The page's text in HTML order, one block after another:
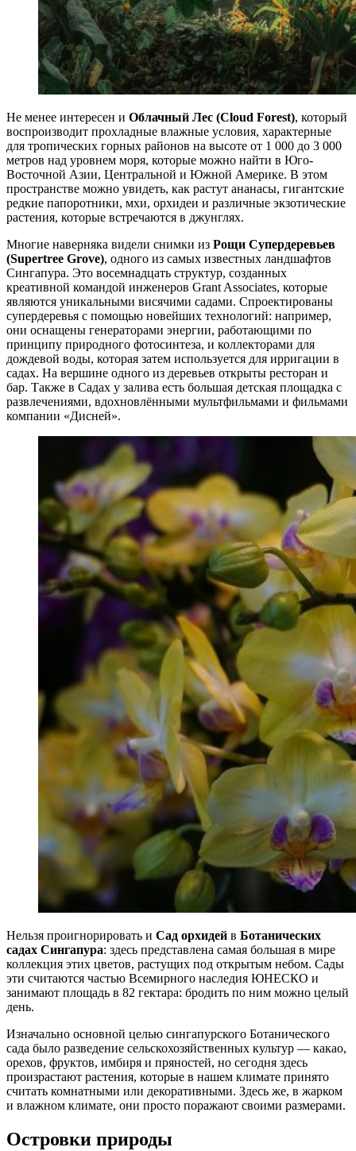
Не менее интересен и Облачный Лес (Cloud Forest), который
воспроизводит прохладные влажные условия, характерные
для тропических горных районов на высоте от 1 000 до 3 000
метров над уровнем моря, которые можно найти в Юго-
Восточной Азии, Центральной и Южной Америке. В этом
пространстве можно увидеть, как растут ананасы, гигантские
редкие папоротники, мхи, орхидеи и различные экзотические
растения, которые встречаются в джунглях.
Многие наверняка видели снимки из Рощи Супердеревьев
(Supertree Grove), одного из самых известных ландшафтов
Сингапура. Это восемнадцать структур, созданных
креативной командой инженеров Grant Associates, которые
являются уникальными висячими садами. Спроектированы
супердеревья с помощью новейших технологий: например,
они оснащены генераторами энергии, работающими по
принципу природного фотосинтеза, и коллекторами для
дождевой воды, которая затем используется для ирригации в
садах. На вершине одного из деревьев открыты ресторан и
бар. Также в Садах у залива есть большая детская площадка с
развлечениями, вдохновлёнными мультфильмами и фильмами
компании «Дисней».
Нельзя проигнорировать и Сад орхидей в Ботанических
садах Сингапура: здесь представлена самая большая в мире
коллекция этих цветов, растущих под открытым небом. Сады
эти считаются частью Всемирного наследия ЮНЕСКО и
занимают площадь в 82 гектара: бродить по ним можно целый
день.
Изначально основной целью сингапурского Ботанического
сада было разведение сельскохозяйственных культур — какао,
орехов, фруктов, имбиря и пряностей, но сегодня здесь
произрастают растения, которые в нашем климате принято
считать комнатными или декоративными. Здесь же, в жарком
и влажном климате, они просто поражают своими размерами.
Островки природы